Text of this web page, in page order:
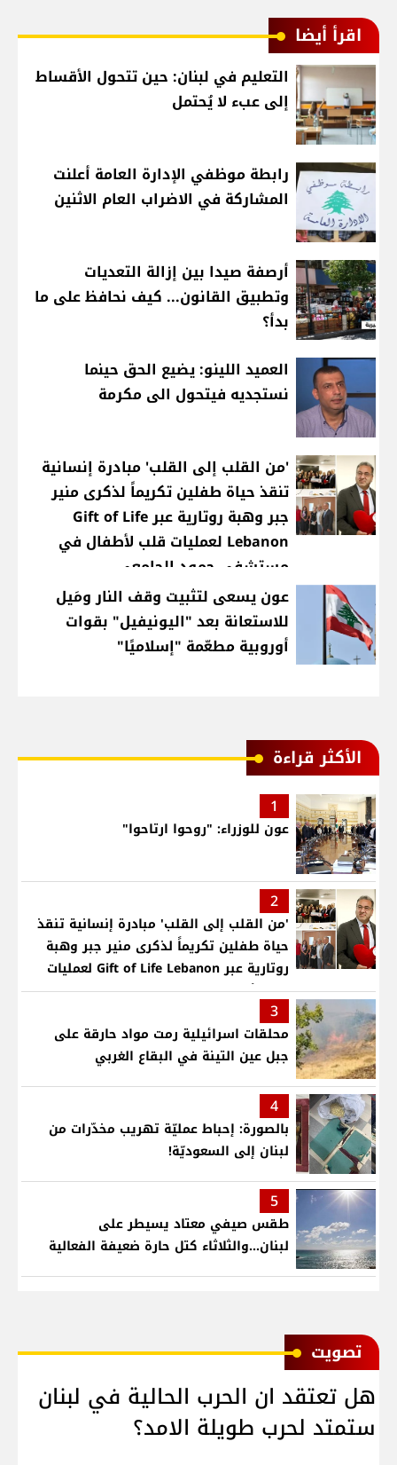
اقرأ أيضا
التعليم في لبنان: حين تتحول الأقساط
إلى عبء لا يُحتمل
رابطة موظفي الإدارة العامة أعلنت
المشاركة في الاضراب العام الاثنين
أرصفة صيدا بين إزالة التعديات
وتطبيق القانون... كيف نحافظ على ما
بدأ؟
العميد اللينو: يضيع الحق حينما
نستجديه فيتحول الى مكرمة
'من القلب إلى القلب' مبادرة إنسانية
تنقذ حياة طفلين تكريماً لذكرى منير
جبر وهبة روتارية عبر Gift of Life
Lebanon لعمليات قلب لأطفال في
مستشفى حمود الجامعي
عون يسعى لتثبيت وقف النار ومَيل
للاستعانة بعد "اليونيفيل" بقوات
أوروبية مطعّمة "إسلاميًا"
الأكثر قراءة
1
عون للوزراء: "روحوا ارتاحوا"
2
'من القلب إلى القلب' مبادرة إنسانية تنقذ
حياة طفلين تكريماً لذكرى منير جبر وهبة
روتارية عبر Gift of Life Lebanon لعمليات
قلب لأطفال في مستشفى حمود الجامعي
3
محلقات اسرائيلية رمت مواد حارقة على
جبل عين التينة في البقاع الغربي
4
بالصورة: إحباط عمليّة تهريب مخدّرات من
لبنان إلى السعوديّة!
5
طقس صيفي معتاد يسيطر على
لبنان...والثلاثاء كتل حارة ضعيفة الفعالية
ﺗﺼﻮﻳﺖ
هل تعتقد ان الحرب الحالية في لبنان
ستمتد لحرب طويلة الامد؟